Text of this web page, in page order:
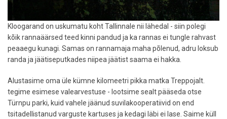
Kloogarand on uskumatu koht Tallinnale nii lähedal - siin polegi
kõik rannaäärsed teed kinni pandud ja ka rannas ei tungle rahvast
peaaegu kunagi. Samas on rannamaja maha põlenud, adru loksub
randa ja jäätiseputkades niipea jäätist saama ei hakka.
Alustasime oma üle kümne kilomeetri pikka matka Treppojalt.
tegime esimese valearvestuse - lootsime sealt pääseda otse
Türnpu parki, kuid vahele jäänud suvilakooperatiivid on end
tsitadellistanud varguste kartuses ja kedagi läbi ei lase. Saime küll